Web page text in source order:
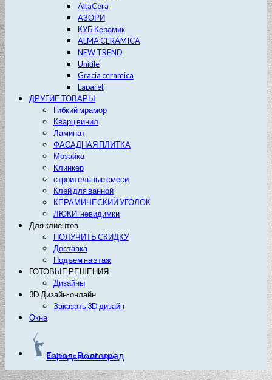
AltaCera
АЗОРИ
КУБ Керамик
ALMA CERAMICA
NEW TREND
Unitile
Gracia ceramica
Laparet
ДРУГИЕ ТОВАРЫ
Гибкий мрамор
Кварц винил
Ламинат
ФАСАДНАЯ ПЛИТКА
Мозайка
Клинкер
строительные смеси
Клей для ванной
КЕРАМИЧЕСКИЙ УГОЛОК
ЛЮКИ-невидимки
Для клиентов
ПОЛУЧИТЬ СКИДКУ
Доставка
Подъем на этаж
ГОТОВЫЕ РЕШЕНИЯ
Дизайны
3D Дизайн-онлайн
Заказать 3D дизайн
Окна
Город: Волгоград
Выберите другой город